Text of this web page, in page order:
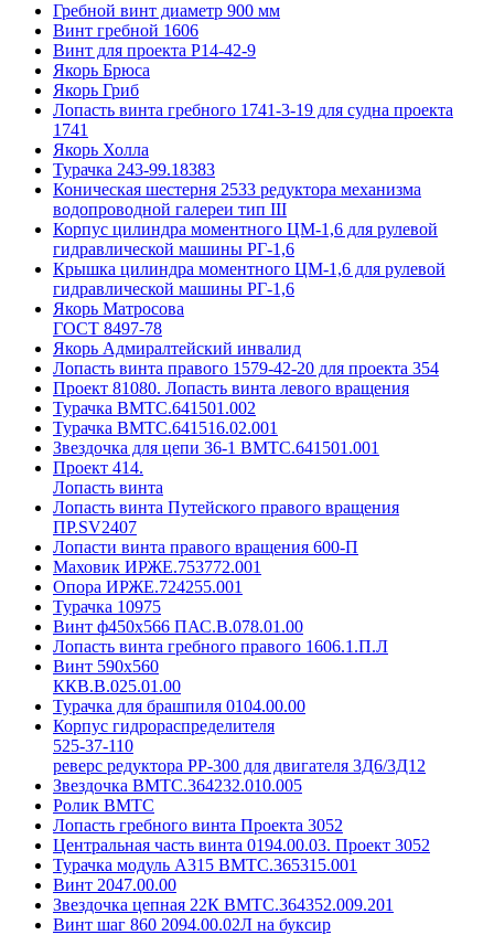
Гребной винт диаметр 900 мм
Винт гребной 1606
Винт для проекта Р14-42-9
Якорь Брюса
Якорь Гриб
Лопасть винта гребного 1741-3-19 для судна проекта
1741
Якорь Холла
Турачка 243-99.18383
Коническая шестерня 2533 редуктора механизма
водопроводной галереи тип III
Корпус цилиндра моментного ЦМ-1,6 для рулевой
гидравлической машины РГ-1,6
Крышка цилиндра моментного ЦМ-1,6 для рулевой
гидравлической машины РГ-1,6
Якорь Матросова
ГОСТ 8497-78
Якорь Адмиралтейский инвалид
Лопасть винта правого 1579-42-20 для проекта 354
Проект 81080. Лопасть винта левого вращения
Турачка ВМТС.641501.002
Турачка ВМТС.641516.02.001
Звездочка для цепи 36-1 ВМТС.641501.001
Проект 414.
Лопасть винта
Лопасть винта Путейского правого вращения
ПР.SV2407
Лопасти винта правого вращения 600-П
Маховик ИРЖЕ.753772.001
Опора ИРЖЕ.724255.001
Турачка 10975
Винт ф450х566 ПАС.В.078.01.00
Лопасть винта гребного правого 1606.1.П.Л
Винт 590х560
ККВ.В.025.01.00
Турачка для брашпиля 0104.00.00
Корпус гидрораспределителя
525-37-110
реверс редуктора РР-300 для двигателя 3Д6/3Д12
Звездочка ВМТС.364232.010.005
Ролик ВМТС
Лопасть гребного винта Проекта 3052
Центральная часть винта 0194.00.03. Проект 3052
Турачка модуль А315 ВМТС.365315.001
Винт 2047.00.00
Звездочка цепная 22К ВМТС.364352.009.201
Винт шаг 860 2094.00.02Л на буксир